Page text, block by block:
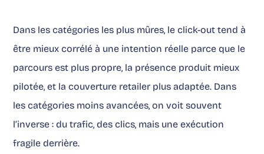
Dans les catégories les plus mûres, le click-out tend à
être mieux corrélé à une intention réelle parce que le
parcours est plus propre, la présence produit mieux
pilotée, et la couverture retailer plus adaptée. Dans
les catégories moins avancées, on voit souvent
l’inverse : du trafic, des clics, mais une exécution
fragile derrière.